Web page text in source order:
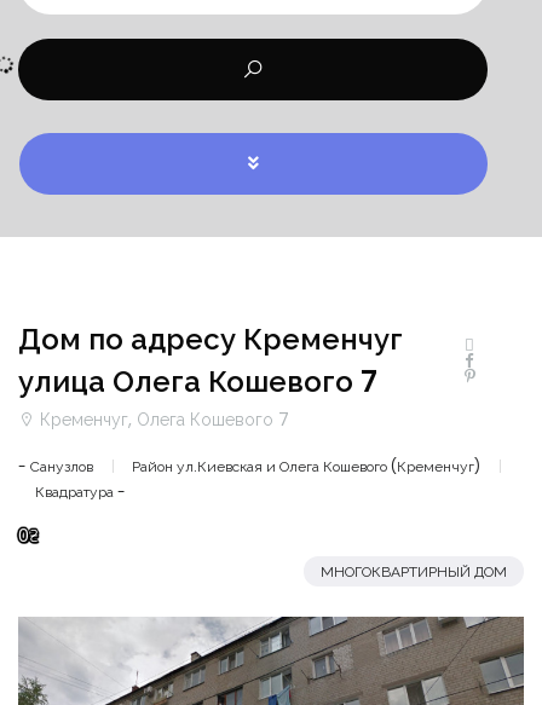
Дом по адресу Кременчуг
улица Олега Кошевого 7
Кременчуг, Олега Кошевого 7
- Санузлов
Район ул.Киевская и Олега Кошевого (Кременчуг)
Квадратура -
0₴
МНОГОКВАРТИРНЫЙ ДОМ